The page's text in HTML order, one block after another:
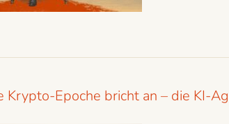
Krypto-Epoche bricht an – die KI-